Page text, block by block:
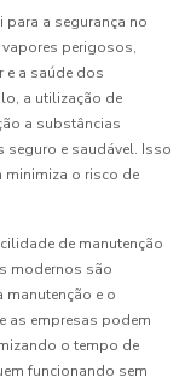
a segurança no
perigosos,
e a saúde dos
a utilização de
a substâncias
seguro e saudável. Isso
minimiza o risco de
de manutenção
modernos são
e o
as empresas podem
o tempo de
funcionando sem